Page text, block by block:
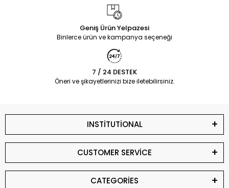
Geniş Ürün Yelpazesi
Binlerce ürün ve kampanya seçeneği
7 / 24 DESTEK
Öneri ve şikayetlerinizi bize iletebilirsiniz.
INSTİTUTİONAL
CUSTOMER SERVİCE
CATEGORİES